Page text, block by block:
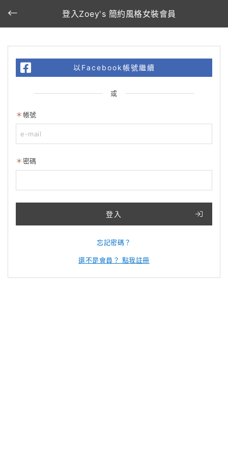
登入Zoey's 簡約風格女裝會員
以Facebook帳號繼續
或
帳號
密碼
登入
忘記密碼？
還不是會員？ 點我註冊